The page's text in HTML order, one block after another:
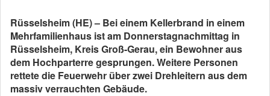
Rüsselsheim (HE) – Bei einem Kellerbrand in einem
Mehrfamilienhaus ist am Donnerstagnachmittag in
Rüsselsheim, Kreis Groß-Gerau, ein Bewohner aus
dem Hochparterre gesprungen. Weitere Personen
rettete die Feuerwehr über zwei Drehleitern aus dem
massiv verrauchten Gebäude.